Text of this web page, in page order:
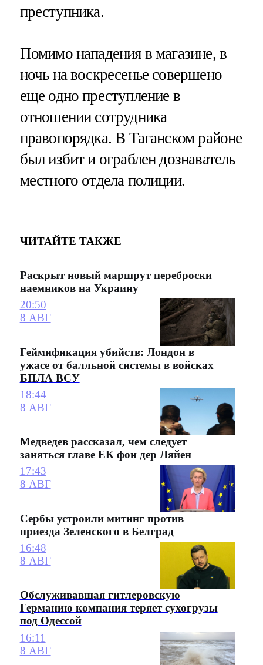
преступника.
Помимо нападения в магазине, в
ночь на воскресенье совершено
еще одно преступление в
отношении сотрудника
правопорядка. В Таганском районе
был избит и ограблен дознаватель
местного отдела полиции.
ЧИТАЙТЕ ТАКЖЕ
Раскрыт новый маршрут переброски
наемников на Украину
20:50
8 АВГ
Геймификация убийств: Лондон в
ужасе от балльной системы в войсках
БПЛА ВСУ
18:44
8 АВГ
Медведев рассказал, чем следует
заняться главе ЕК фон дер Ляйен
17:43
8 АВГ
Сербы устроили митинг против
приезда Зеленского в Белград
16:48
8 АВГ
Обслуживавшая гитлеровскую
Германию компания теряет сухогрузы
под Одессой
16:11
8 АВГ